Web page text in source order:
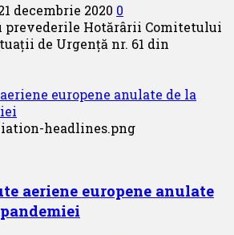
decembrie 2020 0
prevederile Hotărârii Comitetului
de Urgență nr. 61 din
europene anulate de la
aeriene europene anulate